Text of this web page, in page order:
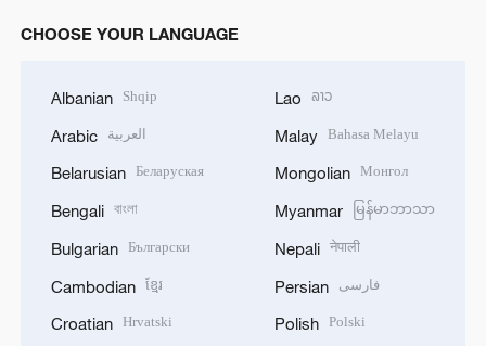
CHOOSE YOUR LANGUAGE
Albanian Shqip
Arabic العربية
Belarusian Беларуская
Bengali বাংলা
Bulgarian Български
Cambodian ខ្មែរ
Croatian Hrvatski
Lao ລາວ
Malay Bahasa Melayu
Mongolian Монгол
Myanmar မြန်မာဘာသာ
Nepali नेपाली
Persian فارسی
Polish Polski